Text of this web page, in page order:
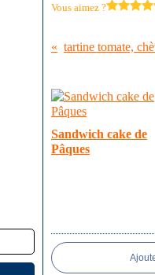
Vous aimez ?
tartine tomate,
Sandwich cake de
Pâques